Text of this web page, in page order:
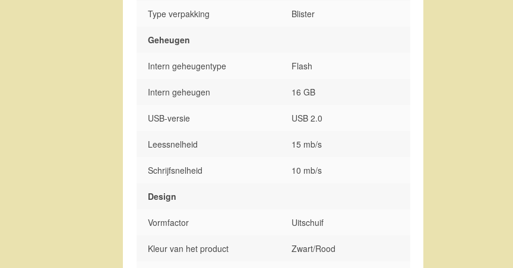
Type verpakking Blister
Geheugen
Intern geheugentype Flash
Intern geheugen 16 GB
USB-versie USB 2.0
Leessnelheid 15 mb/s
Schrijfsnelheid 10 mb/s
Design
Vormfactor Uitschuif
Kleur van het product Zwart/Rood